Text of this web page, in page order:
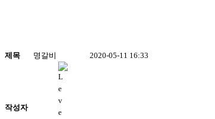
진행중인 현장안내
진행중인 현장안내
제목 명갈비 2020-05-11 16:33
작성자